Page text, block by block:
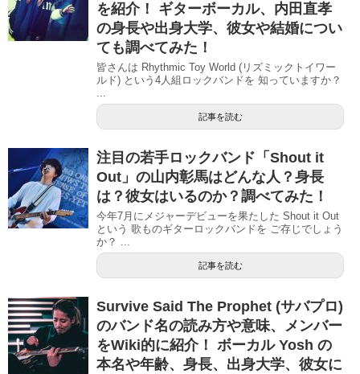
を紹介！ ギターボーカル、内田直孝
の身長や出身大学、彼女や結婚につい
ても調べてみた！
皆さんは Rhythmic Toy World (リズミックトイワー
ルド) という4人組ロックバンドを 知っていますか？
...
記事を読む
注目の若手ロックバンド「Shout it
Out」の山内彰馬はどんな人？身長
は？彼女はいるのか？調べてみた！
今年7月にメジャーデビューを果たした Shout it Out
という 歌ものギターロックバンドを ご存じでしょう
か？ ...
記事を読む
Survive Said The Prophet (サバプロ)
のバンド名の読み方や意味、メンバー
をWiki的に紹介！ ボーカル Yosh の
本名や年齢、身長、出身大学、彼女に